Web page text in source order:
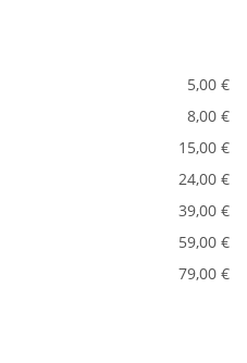
5,00 €
8,00 €
15,00 €
24,00 €
39,00 €
59,00 €
79,00 €